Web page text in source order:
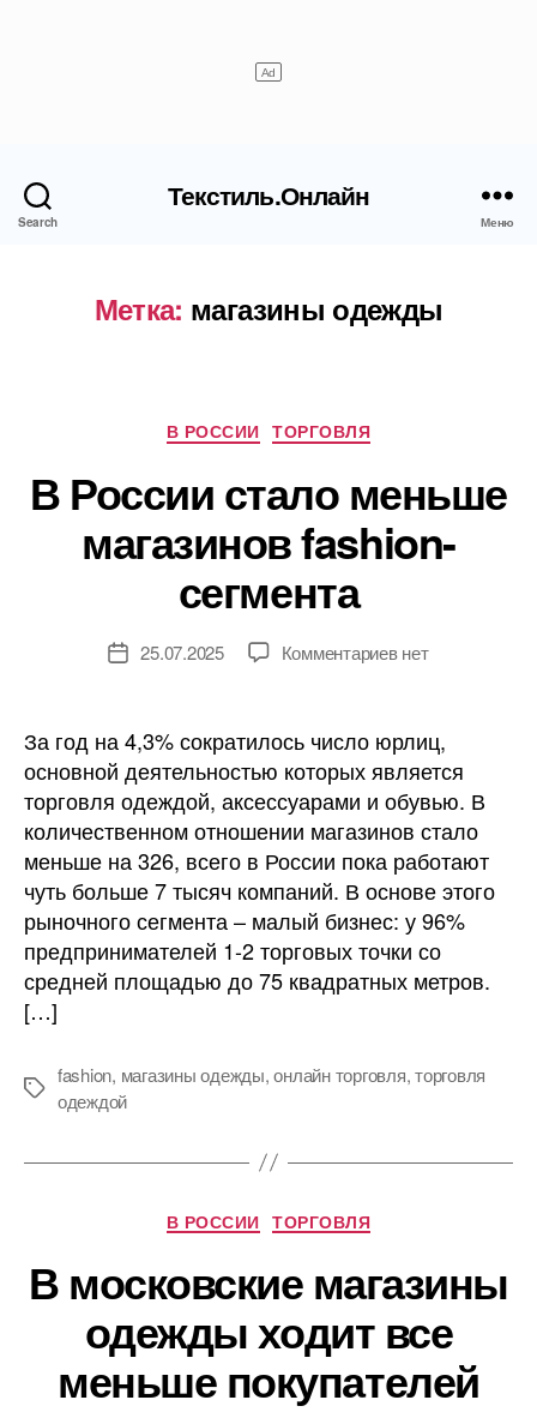
Search
Текстиль.Онлайн
Меню
Метка: магазины одежды
Рубрики
В РОССИИ ТОРГОВЛЯ
В России стало меньше
магазинов fashion-
сегмента
Дата25.07.2025 Комментариевк
стало
меньше
магазинов
fashion-
сегмента
нет
За год на 4,3% сократилось число юрлиц,
основной деятельностью которых является
торговля одеждой, аксессуарами и обувью. В
количественном отношении магазинов стало
меньше на 326, всего в России пока работают
чуть больше 7 тысяч компаний. В основе этого
рыночного сегмента – малый бизнес: у 96%
предпринимателей 1-2 торговых точки со
средней площадью до 75 квадратных метров.
[…]
Метки
fashion, магазины одежды,онлайн торговля,торговля
одеждой
Рубрики
В РОССИИ ТОРГОВЛЯ
В московские магазины
одежды ходит все
меньше покупателей